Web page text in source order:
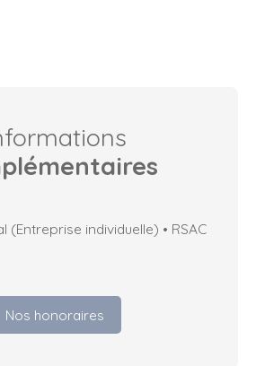
(Entreprise individuelle) • RSAC
Nos honoraires